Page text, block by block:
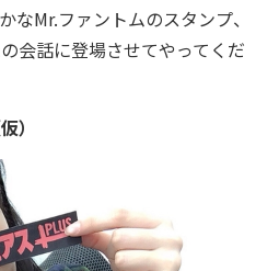
なMr.ファントムのスタンプ、
会話に登場させてやってくだ
）